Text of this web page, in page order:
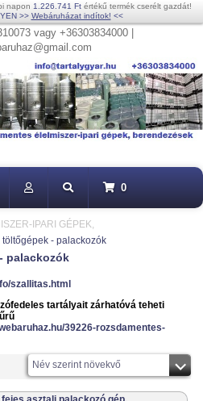
napon 1.226.741 Ftértékű termék cserélt gazdát!
>> Webáruházat indítok! <<
vagy +36303834000 |
0
IPARI GÉPEK,
töltőgépek - palackozók
palackozók
szallitas.html
tartályait zárhatóvá teheti
39226-rozsdamentes-
Név szerint növekvő